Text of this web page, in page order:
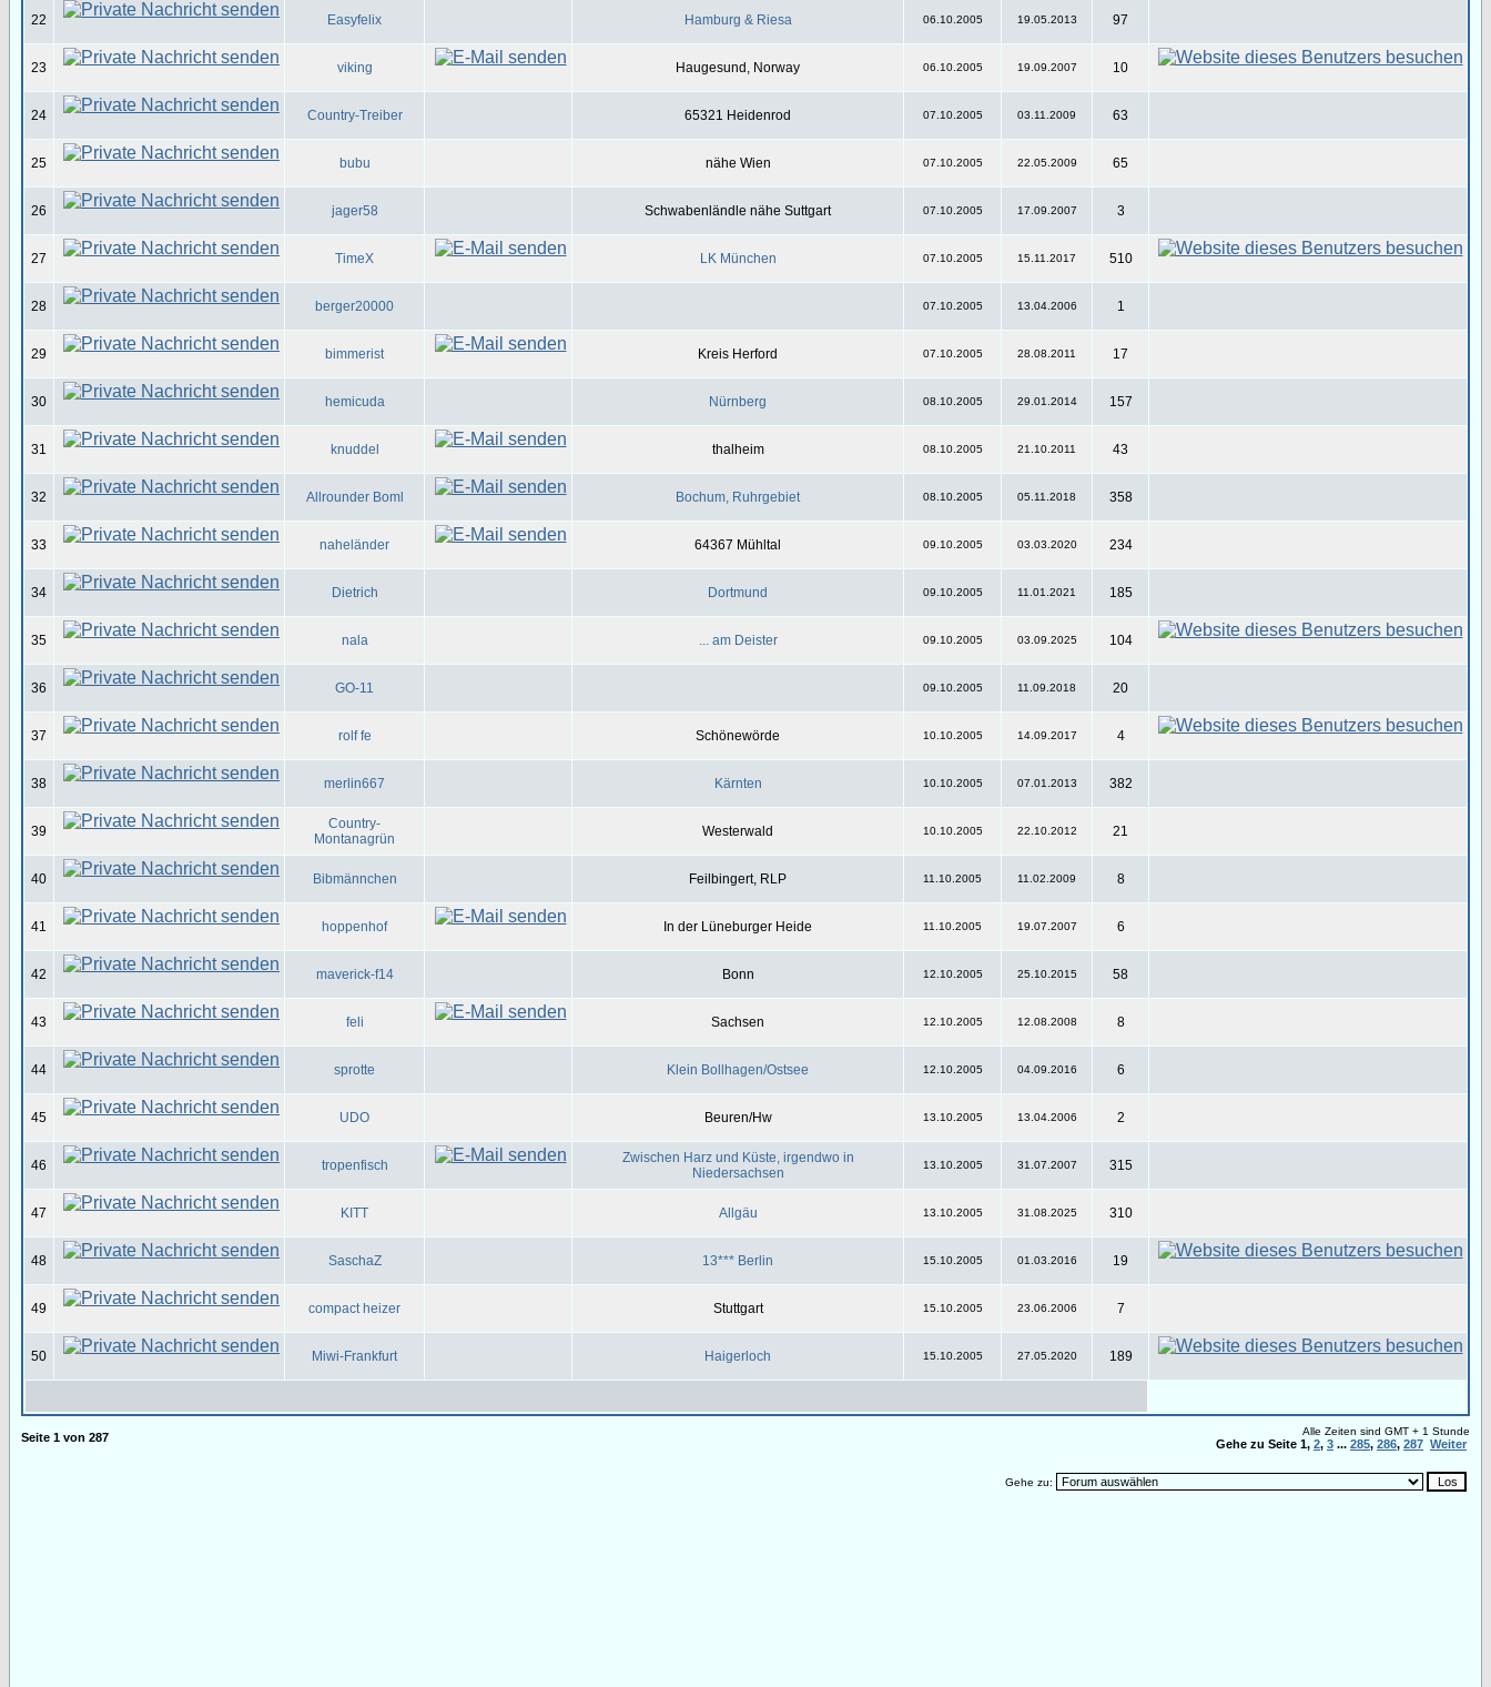
22 Easyfelix Hamburg & Riesa 06.10.2005 19.05.2013 97
23 viking Haugesund, Norway 06.10.2005 19.09.2007 10
24 Country-Treiber 65321 Heidenrod 07.10.2005 03.11.2009 63
25 bubu nähe Wien 07.10.2005 22.05.2009 65
26 jager58 Schwabenländle nähe Suttgart 07.10.2005 17.09.2007 3
27 TimeX LK München 07.10.2005 15.11.2017 510
28 berger20000 07.10.2005 13.04.2006 1
29 bimmerist Kreis Herford 07.10.2005 28.08.2011 17
30 hemicuda Nürnberg 08.10.2005 29.01.2014 157
31 knuddel thalheim 08.10.2005 21.10.2011 43
32 Allrounder Boml Bochum, Ruhrgebiet 08.10.2005 05.11.2018 358
33 naheländer 64367 Mühltal 09.10.2005 03.03.2020 234
34 Dietrich Dortmund 09.10.2005 11.01.2021 185
35 nala ... am Deister 09.10.2005 03.09.2025 104
36 GO-11 09.10.2005 11.09.2018 20
37 rolf fe Schönewörde 10.10.2005 14.09.2017 4
38 merlin667 Kärnten 10.10.2005 07.01.2013 382
39
Country-
Montanagrün
Westerwald 10.10.2005 22.10.2012 21
40 Bibmännchen Feilbingert, RLP 11.10.2005 11.02.2009 8
41 hoppenhof In der Lüneburger Heide 11.10.2005 19.07.2007 6
42 maverick-f14 Bonn 12.10.2005 25.10.2015 58
43 feli Sachsen 12.10.2005 12.08.2008 8
44 sprotte Klein Bollhagen/Ostsee 12.10.2005 04.09.2016 6
45 UDO Beuren/Hw 13.10.2005 13.04.2006 2
46 tropenfisch
Zwischen Harz und Küste, irgendwo in
Niedersachsen
13.10.2005 31.07.2007 315
47 KITT Allgäu 13.10.2005 31.08.2025 310
48 SaschaZ 13*** Berlin 15.10.2005 01.03.2016 19
49 compact heizer Stuttgart 15.10.2005 23.06.2006 7
50 Miwi-Frankfurt Haigerloch 15.10.2005 27.05.2020 189
Seite 1 von 287 Alle Zeiten sind GMT + 1 Stunde
Gehe zu Seite 1, 2, 3 ... 285, 286, 287 Weiter
Gehe zu: